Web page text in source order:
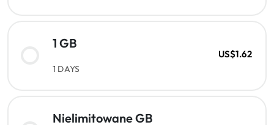
1 GB
1 DAYS
US$1.62
Nielimitowane GB